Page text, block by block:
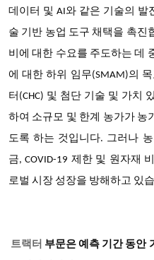
데이터 및 AI와 같은 기술의 발
술 기반 농업 도구 채택을 촉진
비에 대한 수요를 주도하는 데
에 대한 하위 임무(SMAM)의
터(CHC) 및 첨단 기술 및 가치
하여 소규모 및 한계 농가가 농
도록 하는 것입니다. 그러나
금, COVID-19 제한 및 원자재
로벌 시장 성장을 방해하고 있
트랙터 부문은 예측 기간 동안